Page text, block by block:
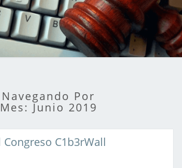
Peritaje
Forense,
Ciberseguridad
Y Hacking Ético
Navegando Por
Mes: Junio 2019